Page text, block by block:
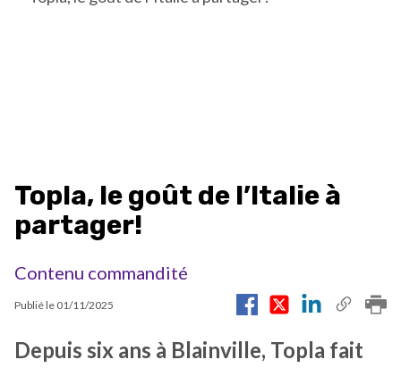
Topla, le goût de l’Italie à
partager!
Contenu commandité
Publié le 01/11/2025
Depuis six ans à Blainville, Topla fait